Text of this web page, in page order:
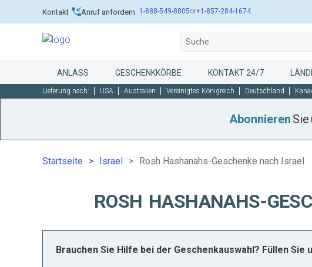
Kontakt Anruf anfordern 1-888-549-8805or+1-857-284-1674
ANLASS GESCHENKKÖRBE KONTAKT 24/7
Lieferung nach: USA Australien Vereinigtes Königreich Deutschland
Abonnieren Sie
Startseite Israel Rosh Hashanahs-Geschenke nach Israel
ROSH HASHANAHS-
Brauchen Sie Hilfe bei der Geschenkauswahl? Füllen